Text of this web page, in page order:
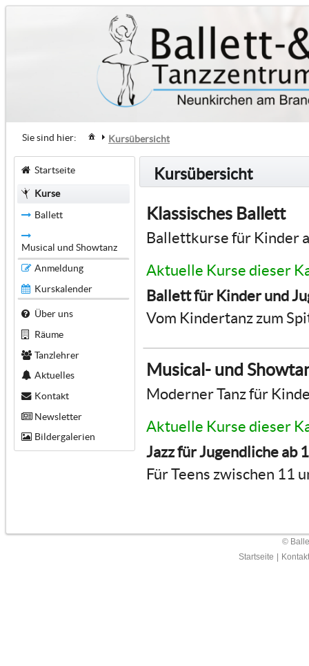
Sie sind hier: Kursübersicht
Startseite
Kurse
Ballett
Musical und Showtanz
Anmeldung
Kurskalender
Über uns
Räume
Tanzlehrer
Aktuelles
Kontakt
Newsletter
Bildergalerien
Kursübersicht
Klassisches Ballett
Ballettkurse für Kinder
Aktuelle Kurse dieser
Ballett für Kinder und
Vom Kindertanz zum
Musical- und
Moderner Tanz für
Aktuelle Kurse dieser
Jazz für Jugendliche ab
Für Teens zwischen 11
©
Startseite
Kontakt